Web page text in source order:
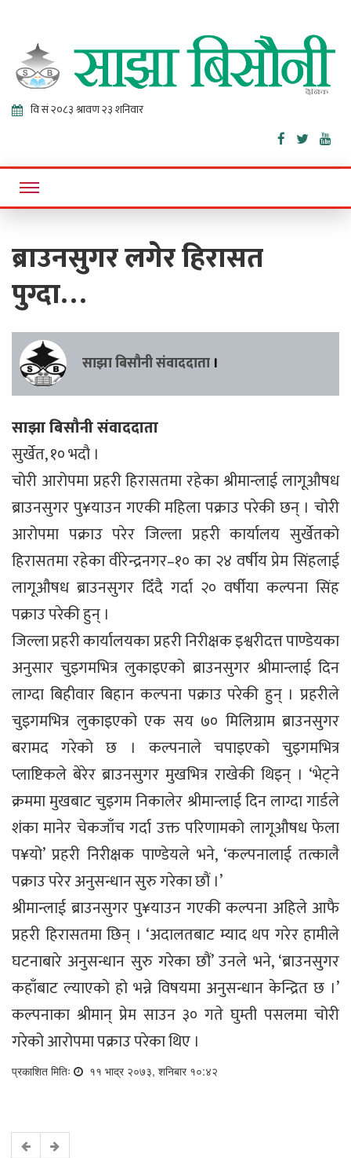
Sajha
Bisaunee
Online News Portal
ब्राउनसुगर लगेर हिरासत
पुग्दा…
साझा बिसौनी संवाददाता ।
साझा बिसौनी संवाददाता
सुर्खेत, १० भदौ ।
चोरी आरोपमा प्रहरी हिरासतमा रहेका श्रीमान्लाई लागूऔषध
ब्राउनसुगर पु¥याउन गएकी महिला पक्राउ परेकी छन् । चोरी
आरोपमा पक्राउ परेर जिल्ला प्रहरी कार्यालय सुर्खेतको
हिरासतमा रहेका वीरेन्द्रनगर–१० का २४ वर्षीय प्रेम सिंहलाई
लागूऔषध ब्राउनसुगर दिँदै गर्दा २० वर्षीया कल्पना सिंह
पक्राउ परेकी हुन् ।
जिल्ला प्रहरी कार्यालयका प्रहरी निरीक्षक इश्वरीदत्त पाण्डेयका
अनुसार चुइगमभित्र लुकाइएको ब्राउनसुगर श्रीमान्लाई दिन
लाग्दा बिहीवार बिहान कल्पना पक्राउ परेकी हुन् । प्रहरीले
चुइगमभित्र लुकाइएको एक सय ७० मिलिग्राम ब्राउनसुगर
बरामद गरेको छ । कल्पनाले चपाइएको चुइगमभित्र
प्लाष्टिकले बेरेर ब्राउनसुगर मुखभित्र राखेकी थिइन् । ‘भेट्ने
क्रममा मुखबाट चुइगम निकालेर श्रीमान्लाई दिन लाग्दा गार्डले
शंका मानेर चेकजाँच गर्दा उक्त परिणामको लागूऔषध फेला
प¥यो’ प्रहरी निरीक्षक पाण्डेयले भने, ‘कल्पनालाई तत्कालै
पक्राउ परेर अनुसन्धान सुरु गरेका छौं ।’
श्रीमान्लाई ब्राउनसुगर पु¥याउन गएकी कल्पना अहिले आफै
प्रहरी हिरासतमा छिन् । ‘अदालतबाट म्याद थप गरेर हामीले
घटनाबारे अनुसन्धान सुरु गरेका छौं’ उनले भने, ‘ब्राउनसुगर
कहाँबाट ल्याएको हो भन्ने विषयमा अनुसन्धान केन्द्रित छ ।’
कल्पनाका श्रीमान् प्रेम साउन ३० गते घुम्ती पसलमा चोरी
गरेको आरोपमा पक्राउ परेका थिए ।
प्रकाशित मितिः ११ भाद्र २०७३, शनिबार १०:४२